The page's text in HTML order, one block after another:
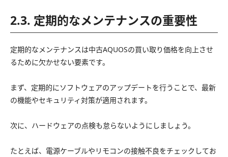
2.3. 定期的なメンテナンスの重要性
定期的なメンテナンスは中古AQUOSの買い取り価格を向上させ
るために欠かせない要素です。
まず、定期的にソフトウェアのアップデートを行うことで、最新
の機能やセキュリティ対策が適用されます。
次に、ハードウェアの点検も怠らないようにしましょう。
たとえば、電源ケーブルやリモコンの接触不良をチェックしてお